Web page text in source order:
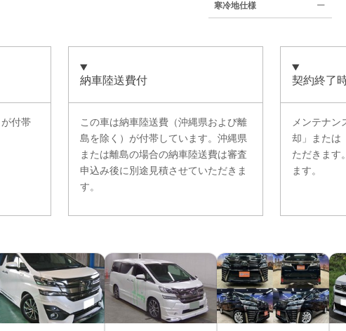
寒冷地仕様 ー
が付帯
納車陸送費付
この車は納車陸送費（沖縄県および離
島を除く）が付帯しています。沖縄県
または離島の場合の納車陸送費は審査
申込み後に別途見積させていただきま
す。
契約終了
メンテナン
却」または
ただきます
ます。